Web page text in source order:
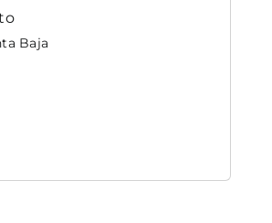
Baja